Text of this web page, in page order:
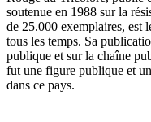
soutenue en 1988 sur la
de 25.000 exemplaires, est
tous les temps. Sa
publique et sur la chaîne
fut une figure publique et
dans ce pays.